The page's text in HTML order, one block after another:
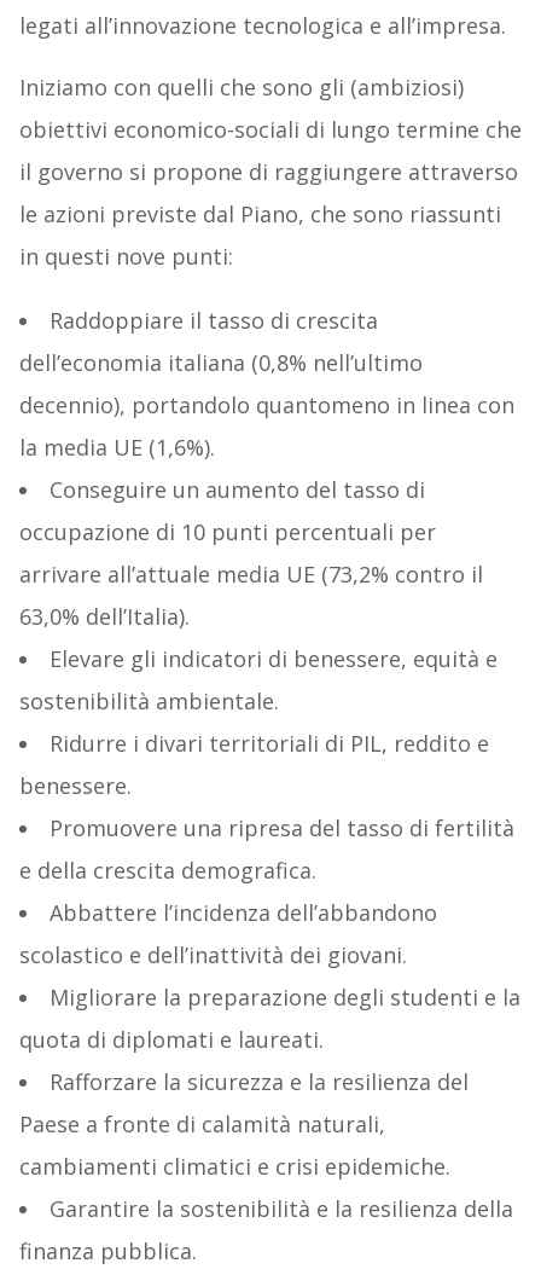
legati all’innovazione tecnologica e all’impresa.
Iniziamo con quelli che sono gli (ambiziosi)
obiettivi economico-sociali di lungo termine che
il governo si propone di raggiungere attraverso
le azioni previste dal Piano, che sono riassunti
in questi nove punti:
Raddoppiare il tasso di crescita
dell’economia italiana (0,8% nell’ultimo
decennio), portandolo quantomeno in linea con
la media UE (1,6%).
Conseguire un aumento del tasso di
occupazione di 10 punti percentuali per
arrivare all’attuale media UE (73,2% contro il
63,0% dell’Italia).
Elevare gli indicatori di benessere, equità e
sostenibilità ambientale.
Ridurre i divari territoriali di PIL, reddito e
benessere.
Promuovere una ripresa del tasso di fertilità
e della crescita demografica.
Abbattere l’incidenza dell’abbandono
scolastico e dell’inattività dei giovani.
Migliorare la preparazione degli studenti e la
quota di diplomati e laureati.
Rafforzare la sicurezza e la resilienza del
Paese a fronte di calamità naturali,
cambiamenti climatici e crisi epidemiche.
Garantire la sostenibilità e la resilienza della
finanza pubblica.